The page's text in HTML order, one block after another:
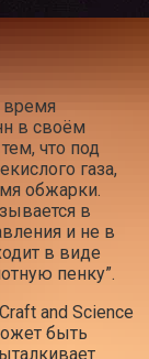
время
в своём
что под
газа,
обжарки.
в
и не в
в виде
пенку”.
and Science
быть